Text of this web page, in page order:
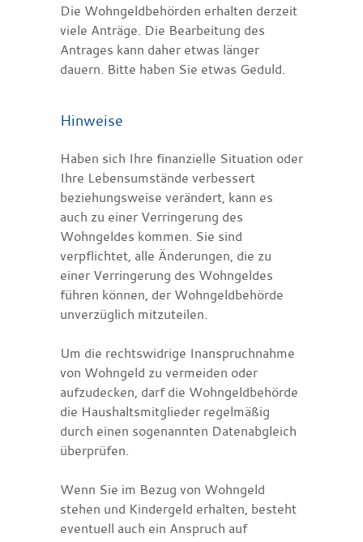
Die Wohngeldbehörden erhalten derzeit
viele Anträge. Die Bearbeitung des
Antrages kann daher etwas länger
dauern. Bitte haben Sie etwas Geduld.
Hinweise
Haben sich Ihre finanzielle Situation oder
Ihre Lebensumstände verbessert
beziehungsweise verändert, kann es
auch zu einer Verringerung des
Wohngeldes kommen. Sie sind
verpflichtet, alle Änderungen, die zu
einer Verringerung des Wohngeldes
führen können, der Wohngeldbehörde
unverzüglich mitzuteilen.
Um die rechtswidrige Inanspruchnahme
von Wohngeld zu vermeiden oder
aufzudecken, darf die Wohngeldbehörde
die Haushaltsmitglieder regelmäßig
durch einen sogenannten Datenabgleich
überprüfen.
Wenn Sie im Bezug von Wohngeld
stehen und Kindergeld erhalten, besteht
eventuell auch ein Anspruch auf